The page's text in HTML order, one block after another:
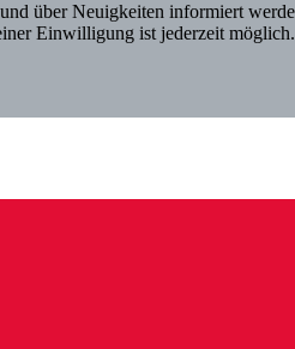
über Neuigkeiten informiert
Einwilligung ist jederzeit möglich.